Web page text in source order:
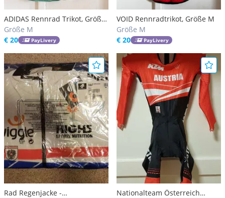
ADIDAS Rennrad Trikot, Größe
M
Größe M
€ 20
PayLivery
VOID Rennradtrikot, Größe M
Größe M
€ 20
PayLivery
Rad Regenjacke -
Nationalteam Österreich